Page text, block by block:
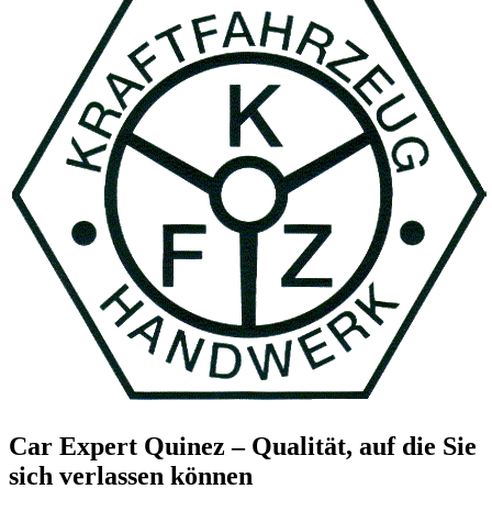
Car Expert Quinez – Qualität, auf die Sie
sich verlassen können